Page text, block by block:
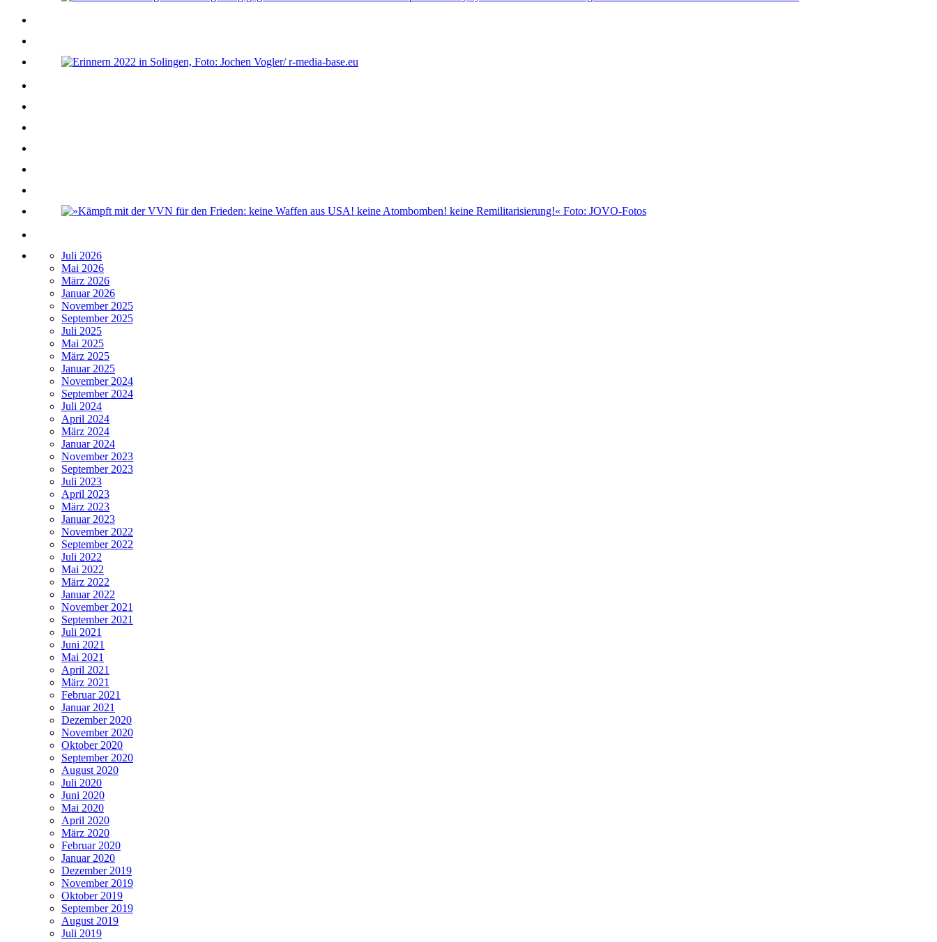
Juli 2026
Mai 2026
März 2026
Januar 2026
November 2025
September 2025
Juli 2025
Mai 2025
März 2025
Januar 2025
November 2024
September 2024
Juli 2024
April 2024
März 2024
Januar 2024
November 2023
September 2023
Juli 2023
April 2023
März 2023
Januar 2023
November 2022
September 2022
Juli 2022
Mai 2022
März 2022
Januar 2022
November 2021
September 2021
Juli 2021
Juni 2021
Mai 2021
April 2021
März 2021
Februar 2021
Januar 2021
Dezember 2020
November 2020
Oktober 2020
September 2020
August 2020
Juli 2020
Juni 2020
Mai 2020
April 2020
März 2020
Februar 2020
Januar 2020
Dezember 2019
November 2019
Oktober 2019
September 2019
August 2019
Juli 2019